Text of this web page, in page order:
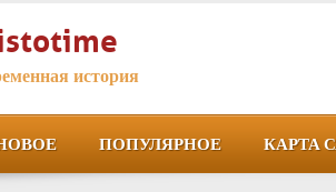
история
ПОПУЛЯРНОЕ КАРТА